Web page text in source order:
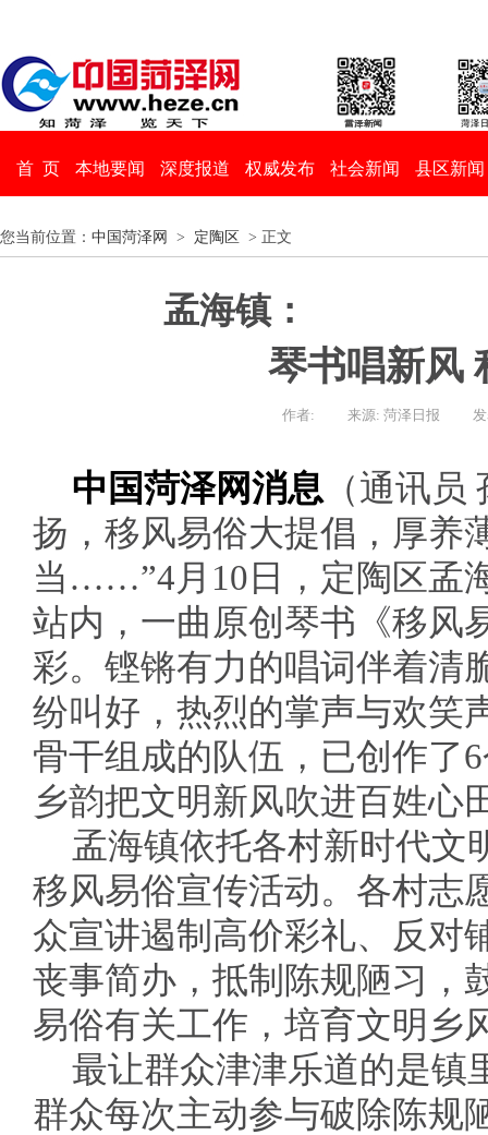
首 页 本地要闻 深度报道 权威发布 社会新闻 县区新闻
您当前位置： 中国菏泽网 > 定陶区 > 正文
孟海镇：
琴书唱新风
作者: 来源: 菏泽日报
中国菏泽网消息 （通讯
扬，移风易俗大提倡，厚养
当……”4月10日，定陶区孟
站内，一曲原创琴书《移风
彩。铿锵有力的唱词伴着清
纷叫好，热烈的掌声与欢笑
骨干组成的队伍，已创作了
乡韵把文明新风吹进百姓心
孟海镇依托各村新时代文
移风易俗宣传活动。各村志
众宣讲遏制高价彩礼、反对
丧事简办，抵制陈规陋习，
易俗有关工作，培育文明乡
最让群众津津乐道的是镇
群众每次主动参与破除陈规